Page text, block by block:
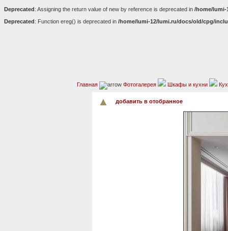
Deprecated: Assigning the return value of new by reference is deprecated in /home/lumi-
Deprecated: Function ereg() is deprecated in /home/lumi-12/lumi.ru/docs/old/cpg/
Главная Фотогалерея Шкафы и кухни
добавить в отобранное